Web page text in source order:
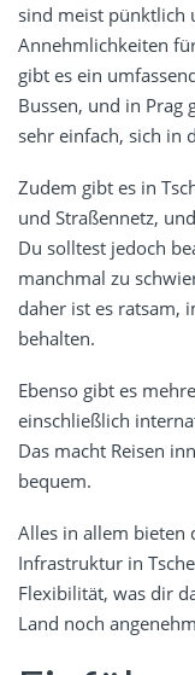
sind meist pünktlich
Annehmlichkeiten
gibt es ein
Bussen, und in Prag
sehr einfach, sich in
Zudem gibt es in
und Straßennetz,
Du solltest jedoch
manchmal zu
daher ist es ratsam,
behalten.
Ebenso gibt es
einschließlich
Das macht Reisen
bequem.
Alles in allem bieten
Infrastruktur in
Flexibilität, was dir
Land noch